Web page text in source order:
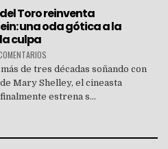
Toro reinventa
una oda gótica a la
culpa
de tres décadas soñando con
Mary Shelley, el cineasta
estrena s...